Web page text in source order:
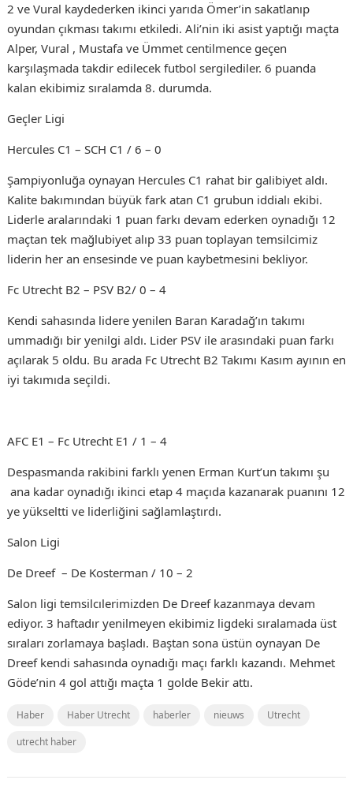
2 ve Vural kaydederken ikinci yarıda Ömer’in sakatlanıp
oyundan çıkması takımı etkiledi. Ali’nin iki asist yaptığı maçta
Alper, Vural , Mustafa ve Ümmet centilmence geçen
karşılaşmada takdir edilecek futbol sergilediler. 6 puanda
kalan ekibimiz sıralamda 8. durumda.
Geçler Ligi
Hercules C1 – SCH C1 / 6 – 0
Şampiyonluğa oynayan Hercules C1 rahat bir galibiyet aldı.
Kalite bakımından büyük fark atan C1 grubun iddialı ekibi.
Liderle aralarındaki 1 puan farkı devam ederken oynadığı 12
maçtan tek mağlubiyet alıp 33 puan toplayan temsilcimiz
liderin her an ensesinde ve puan kaybetmesini bekliyor.
Fc Utrecht B2 – PSV B2/ 0 – 4
Kendi sahasında lidere yenilen Baran Karadağ’ın takımı
ummadığı bir yenilgi aldı. Lider PSV ile arasındaki puan farkı
açılarak 5 oldu. Bu arada Fc Utrecht B2 Takımı Kasım ayının en
iyi takımıda seçildi.
AFC E1 – Fc Utrecht E1 / 1 – 4
Despasmanda rakibini farklı yenen Erman Kurt’un takımı şu
ana kadar oynadığı ikinci etap 4 maçıda kazanarak puanını 12
ye yükseltti ve liderliğini sağlamlaştırdı.
Salon Ligi
De Dreef – De Kosterman / 10 – 2
Salon ligi temsilcılerimizden De Dreef kazanmaya devam
ediyor. 3 haftadır yenilmeyen ekibimiz ligdeki sıralamada üst
sıraları zorlamaya başladı. Baştan sona üstün oynayan De
Dreef kendi sahasında oynadığı maçı farklı kazandı. Mehmet
Göde’nin 4 gol attığı maçta 1 golde Bekir attı.
Haber Haber Utrecht haberler nieuws
Utrecht
utrecht haber